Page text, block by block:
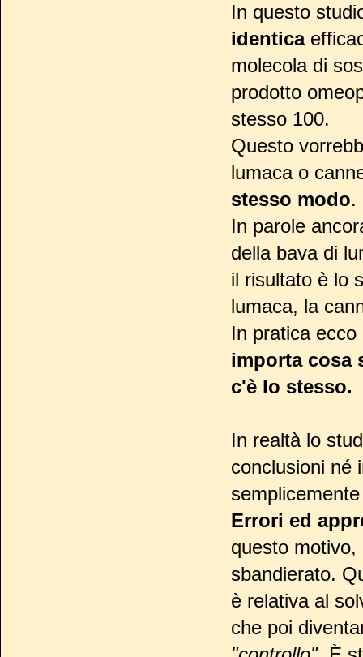
In questo
identica
molecola di
prodotto
stesso 100.
Questo
lumaca o
stesso modo.
In parole
della bava di
il risultato è lo
lumaca, la
In pratica
importa cosa
c'è lo stesso.
In realtà lo
conclusioni né
Errori ed
questo
sbandierato.
è relativa al
che poi